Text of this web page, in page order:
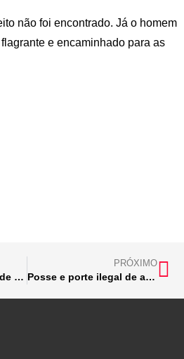
não foi encontrado. Já o homem
e encaminhado para as
Presa dupla acusada de roubo a restaurante em Bom Jesus do Amparo a restaurante
PRÓXIMO
Posse e porte ilegal de arma de fogo